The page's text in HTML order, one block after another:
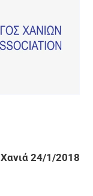
Χανιά 24/1/2018